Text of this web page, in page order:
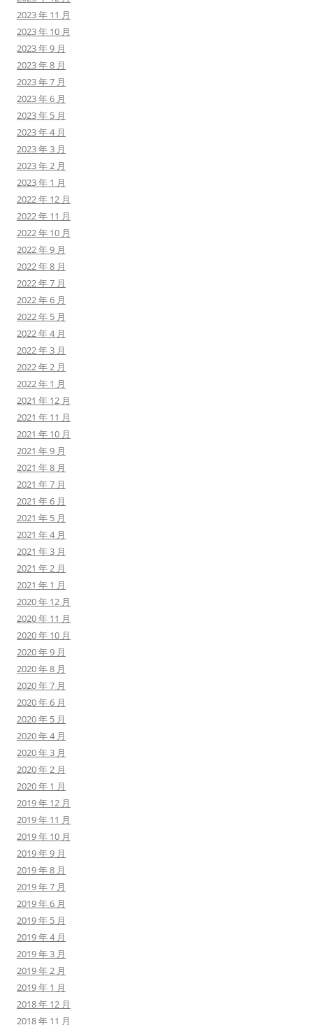
2023 年 11 月
2023 年 10 月
2023 年 9 月
2023 年 8 月
2023 年 7 月
2023 年 6 月
2023 年 5 月
2023 年 4 月
2023 年 3 月
2023 年 2 月
2023 年 1 月
2022 年 12 月
2022 年 11 月
2022 年 10 月
2022 年 9 月
2022 年 8 月
2022 年 7 月
2022 年 6 月
2022 年 5 月
2022 年 4 月
2022 年 3 月
2022 年 2 月
2022 年 1 月
2021 年 12 月
2021 年 11 月
2021 年 10 月
2021 年 9 月
2021 年 8 月
2021 年 7 月
2021 年 6 月
2021 年 5 月
2021 年 4 月
2021 年 3 月
2021 年 2 月
2021 年 1 月
2020 年 12 月
2020 年 11 月
2020 年 10 月
2020 年 9 月
2020 年 8 月
2020 年 7 月
2020 年 6 月
2020 年 5 月
2020 年 4 月
2020 年 3 月
2020 年 2 月
2020 年 1 月
2019 年 12 月
2019 年 11 月
2019 年 10 月
2019 年 9 月
2019 年 8 月
2019 年 7 月
2019 年 6 月
2019 年 5 月
2019 年 4 月
2019 年 3 月
2019 年 2 月
2019 年 1 月
2018 年 12 月
2018 年 11 月